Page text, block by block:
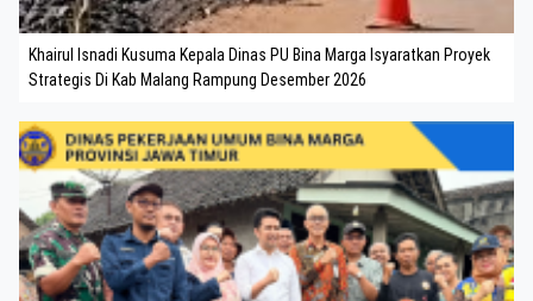
Khairul Isnadi Kusuma Kepala Dinas PU Bina Marga Isyaratkan Proyek
Strategis Di Kab Malang Rampung Desember 2026